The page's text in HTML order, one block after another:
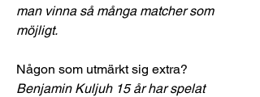
man vinna så många matcher som
möjligt.
Någon som utmärkt sig extra?
Benjamin Kuljuh 15 år har spelat